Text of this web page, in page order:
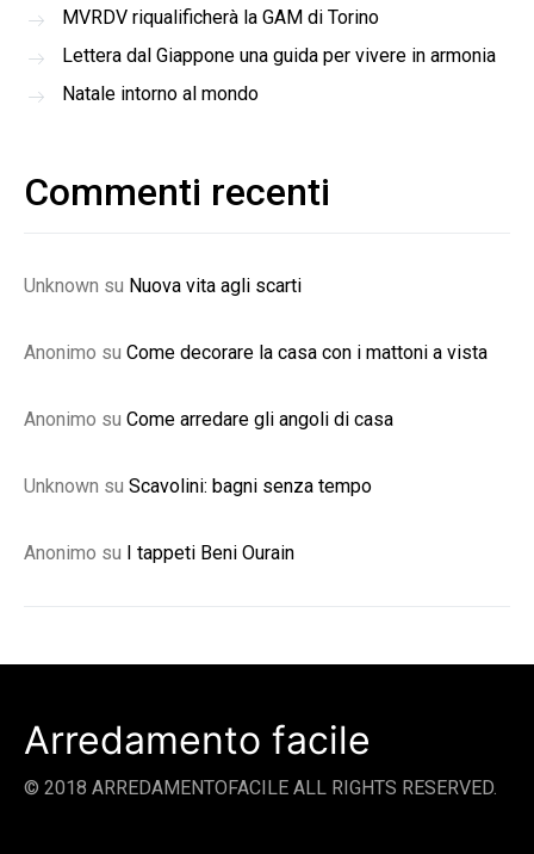
MVRDV riqualificherà la GAM di Torino
Lettera dal Giappone una guida per vivere in armonia
Natale intorno al mondo
Commenti recenti
Unknown su Nuova vita agli scarti
Anonimo su Come decorare la casa con i mattoni a vista
Anonimo su Come arredare gli angoli di casa
Unknown su Scavolini: bagni senza tempo
Anonimo su I tappeti Beni Ourain
Arredamento facile
© 2018 ARREDAMENTOFACILE ALL RIGHTS RESERVED.